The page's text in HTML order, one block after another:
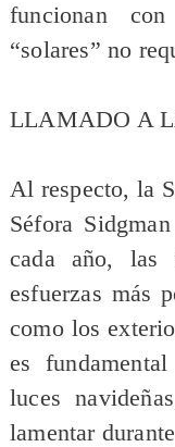
funcionan
“solares” no
LLAMADO A
Al respecto, la
Séfora
cada año, las
esfuerzas más
como los
es
luces
lamentar